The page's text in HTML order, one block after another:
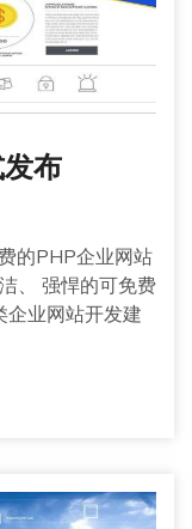
布
的PHP企业网站
、 强悍的可免费
企业网站开发建